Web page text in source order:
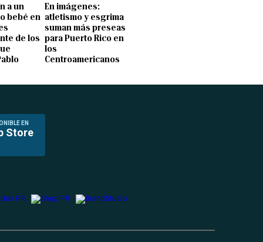
a un
bebé en
de los
En imágenes:
atletismo y esgrima
suman más preseas
para Puerto Rico en
los
Centroamericanos
EN
Store